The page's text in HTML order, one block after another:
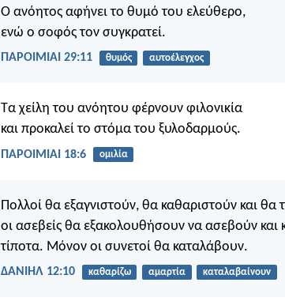
Ο ανόητος αφήνει το θυμό του ελεύθερο,
ενώ ο σοφός τον συγκρατεί.
ΠΑΡΟΙΜΙΑΙ 29:11 θυμός αυτοέλεγχος
Τα χείλη του ανόητου φέρνουν φιλονικία
και προκαλεί το στόμα του ξυλοδαρμούς.
ΠΑΡΟΙΜΙΑΙ 18:6 ομιλία
Πολλοί θα εξαγνιστούν, θα καθαριστούν και θα
οι ασεβείς θα εξακολουθήσουν να ασεβούν και
τίποτα. Μόνον οι συνετοί θα καταλάβουν.
ΔΑΝΙΗΛ 12:10 καθαρίζω αμαρτία καταλαβαίνουν